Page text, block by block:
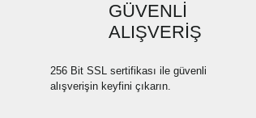
GÜVENLİ
ALIŞVERİŞ
256 Bit SSL sertifikası ile güvenli
alışverişin keyfini çıkarın.